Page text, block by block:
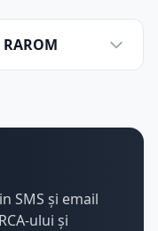
SMS și email
ului și